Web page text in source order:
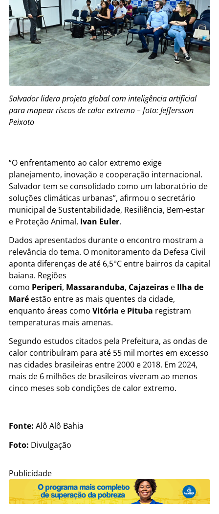
Salvador lidera projeto global com inteligência artificial
para mapear riscos de calor extremo – foto: Jeffersson
Peixoto
“O enfrentamento ao calor extremo exige
planejamento, inovação e cooperação internacional.
Salvador tem se consolidado como um laboratório de
soluções climáticas urbanas”, afirmou o secretário
municipal de Sustentabilidade, Resiliência, Bem-estar
e Proteção Animal, Ivan Euler.
Dados apresentados durante o encontro mostram a
relevância do tema. O monitoramento da Defesa Civil
aponta diferenças de até 6,5°C entre bairros da capital
baiana. Regiões
como Periperi, Massaranduba, Cajazeiras e Ilha de
Maré estão entre as mais quentes da cidade,
enquanto áreas como Vitória e Pituba registram
temperaturas mais amenas.
Segundo estudos citados pela Prefeitura, as ondas de
calor contribuíram para até 55 mil mortes em excesso
nas cidades brasileiras entre 2000 e 2018. Em 2024,
mais de 6 milhões de brasileiros viveram ao menos
cinco meses sob condições de calor extremo.
Fonte: Alô Alô Bahia
Foto: Divulgação
Publicidade